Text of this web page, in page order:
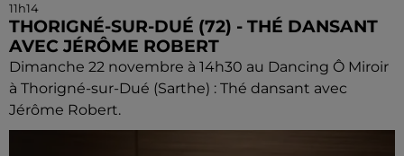
11h14
THORIGNÉ-SUR-DUÉ (72) - THÉ DANSANT
AVEC JÉRÔME ROBERT
Dimanche 22 novembre à 14h30 au Dancing Ô Miroir
à Thorigné-sur-Dué (Sarthe) : Thé dansant avec
Jérôme Robert.